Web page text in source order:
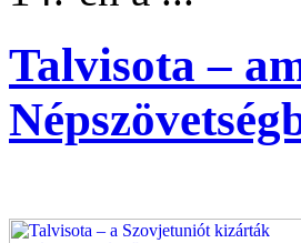
Talvisota –